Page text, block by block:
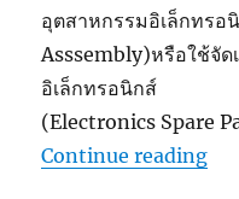
อุตสาหกรรมอิเล็กทรอ
Asssembly)หรือใช้จั
อิเล็กทรอนิกส์
(Electronics Spare
Continue reading“